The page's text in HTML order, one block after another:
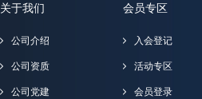
关于我们
公司介绍
公司资质
公司党建
会员专区
入会登记
活动专区
会员登录